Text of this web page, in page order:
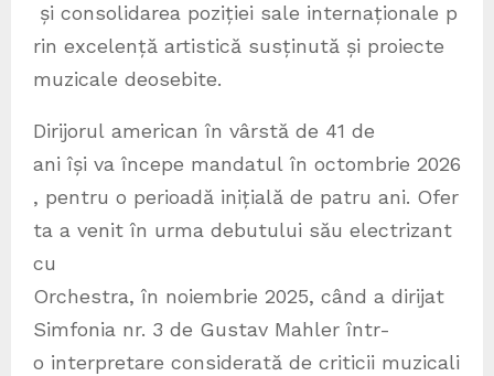
și consolidarea poziției sale internaționale p
rin excelență artistică susținută și proiecte
muzicale deosebite.
Dirijorul american în vârstă de 41 de
ani își va începe mandatul în octombrie 2026
, pentru o perioadă inițială de patru ani. Ofer
ta a venit în urma debutului său electrizant
cu
Orchestra, în noiembrie 2025, când a dirijat
Simfonia nr. 3 de Gustav Mahler într-
o interpretare considerată de criticii muzicali